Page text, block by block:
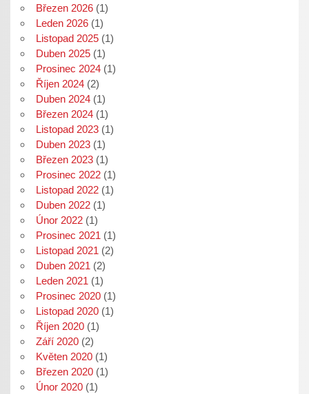
Březen 2026(1)
Leden 2026(1)
Listopad 2025(1)
Duben 2025(1)
Prosinec 2024(1)
Říjen 2024(2)
Duben 2024(1)
Březen 2024(1)
Listopad 2023(1)
Duben 2023(1)
Březen 2023(1)
Prosinec 2022(1)
Listopad 2022(1)
Duben 2022(1)
Únor 2022(1)
Prosinec 2021 (1)
Listopad 2021 (2)
Duben 2021 (2)
Leden 2021 (1)
Prosinec 2020(1)
Listopad 2020(1)
Říjen 2020(1)
Září 2020(2)
Květen 2020(1)
Březen 2020(1)
Únor 2020(1)